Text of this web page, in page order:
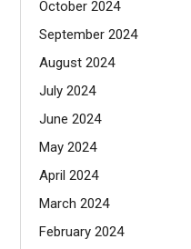
October 2024
September 2024
August 2024
July 2024
June 2024
May 2024
April 2024
March 2024
February 2024